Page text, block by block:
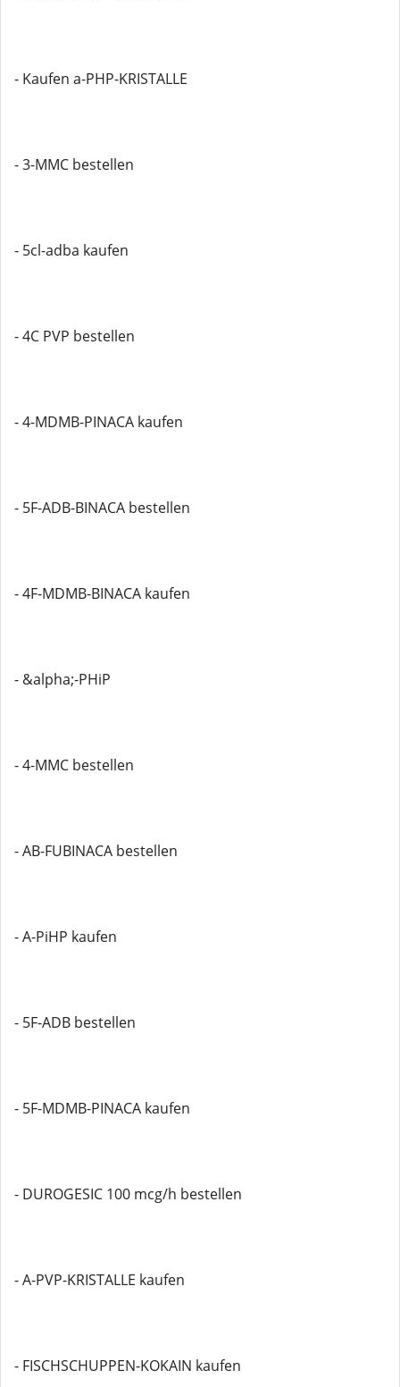
- Kaufen a-PHP-KRISTALLE
- 3-MMC bestellen
- 5cl-adba kaufen
- 4C PVP bestellen
- 4-MDMB-PINACA kaufen
- 5F-ADB-BINACA bestellen
- 4F-MDMB-BINACA kaufen
- &alpha;-PHiP
- 4-MMC bestellen
- AB-FUBINACA bestellen
- A-PiHP kaufen
- 5F-ADB bestellen
- 5F-MDMB-PINACA kaufen
- DUROGESIC 100 mcg/h bestellen
- A-PVP-KRISTALLE kaufen
- FISCHSCHUPPEN-KOKAIN kaufen